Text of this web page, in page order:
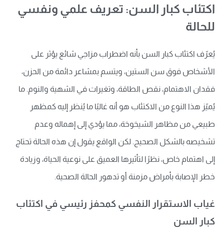
اكتئاب كبار السن: تعريف علمي ونفسي
للحالة
يُعرّف اكتئاب كبار السن بأنه اضطراب مزاجي شائع يؤثر على
الأشخاص فوق سن الستين، ويتسم بمشاعر دائمة من الحزن،
فقدان الاهتمام، نقص الطاقة، وتغيرات في الشهية والنوم. ما
يُميّز هذا النوع من الاكتئاب هو أنه غالبًا ما يُنظر إليه كمظهر
طبيعي من مظاهر الشيخوخة، مما يؤدي إلى إهماله وعدم
تشخيصه بالشكل الصحيح. لكن الواقع يقول إن هذه الحالة تحتاج
إلى اهتمام خاص، نظرًا لتأثيرها العميق على نوعية الحياة، وزيادة
خطر الإصابة بأمراض مزمنة أو تدهور الحالة الصحية.
غياب الاستقرار النفسي كمحفز رئيسي في اكتئاب
كبار السن